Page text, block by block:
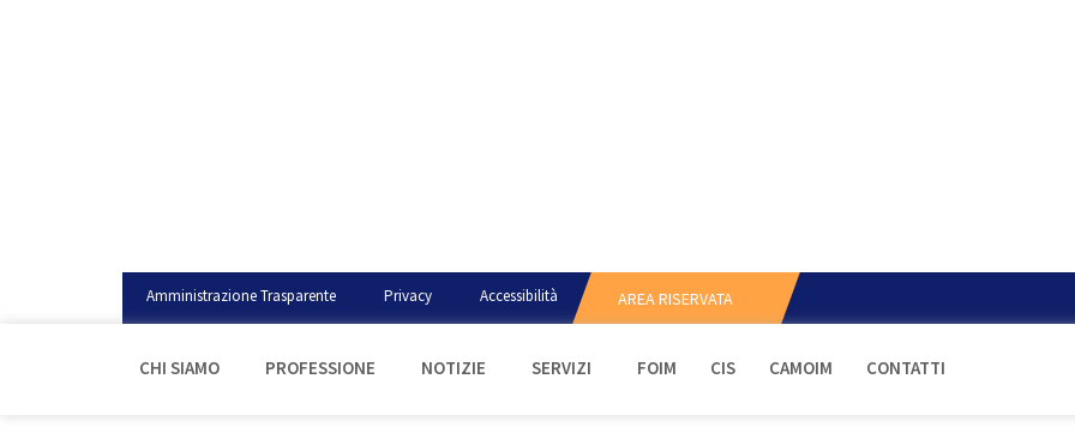
Amministrazione Trasparente Privacy Accessibilità AREA RISERVATA
CHI SIAMO PROFESSIONE NOTIZIE SERVIZI FOIM CIS CAMOIM CONTATTI